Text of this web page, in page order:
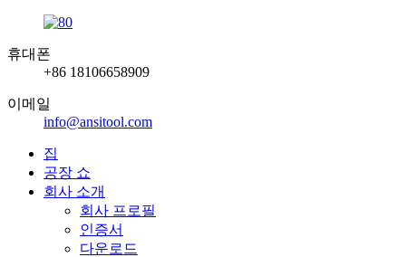
휴대폰
+86 18106658909
이메일
info@ansitool.com
집
공장 쇼
회사 소개
회사 프로필
인증서
다운로드